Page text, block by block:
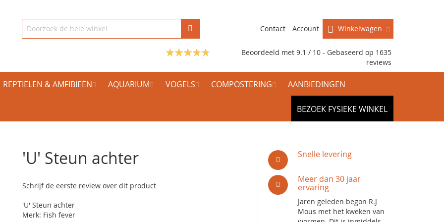
Winkelwagen
Contact Account
Beoordeeld met 9.1 / 10 - Gebaseerd op 1635
reviews
REPTIELEN & AMFIBIEËN AQUARIUM VOGELS COMPOSTERING AANBIEDINGEN
BEZOEK FYSIEKE WINKEL
'U' Steun achter
Schrijf de eerste review over dit product
'U' Steun achter
Merk: Fish fever
Snelle levering
Meer dan 30 jaar
ervaring
Jaren geleden begon R.J
Mous met het kweken van